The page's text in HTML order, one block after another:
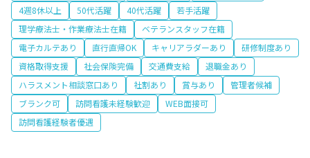
4週8休以上
50代活躍 40代活躍
若手活躍
理学療法士・作業療法士在籍
ベテランスタッフ在籍
電子カルテあり
直行直帰OK キャリアラダーあり
研修制度あり
資格取得支援
社会保険完備 交通費支給
退職金あり
ハラスメント相談窓口あり
社割あり 賞与あり
管理者候補
ブランク可
訪問看護未経験歓迎
WEB面接可
訪問看護経験者優遇